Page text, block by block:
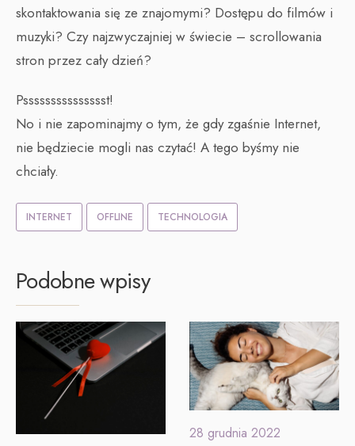
skontaktowania się ze znajomymi? Dostępu do filmów i
muzyki? Czy najzwyczajniej w świecie – scrollowania
stron przez cały dzień?
Pssssssssssssssst!
No i nie zapominajmy o tym, że gdy zgaśnie Internet,
nie będziecie mogli nas czytać! A tego byśmy nie
chciały.
INTERNET OFFLINE TECHNOLOGIA
Podobne wpisy
28 grudnia 2022